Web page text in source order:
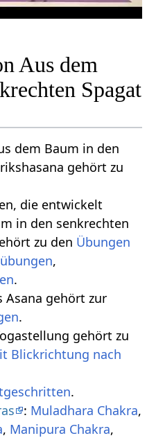
Aus dem
Spagat
dem Baum in den
gehört zu
die entwickelt
in den senkrechten
zu den Übungen
,
.
Asana gehört zur
.
gehört zu
Blickrichtung nach
.
: Muladhara Chakra,
, Manipura Chakra,